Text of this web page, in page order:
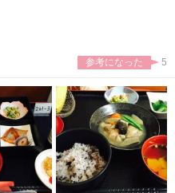
参考になった 5